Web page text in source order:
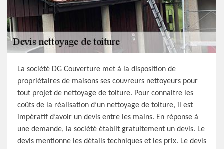
La société DG Couverture met à la disposition de
propriétaires de maisons ses couvreurs nettoyeurs pour
tout projet de nettoyage de toiture. Pour connaitre les
coûts de la réalisation d’un nettoyage de toiture, il est
impératif d’avoir un devis entre les mains. En réponse à
une demande, la société établit gratuitement un devis. Le
devis mentionne les détails techniques et les prix. Le devis